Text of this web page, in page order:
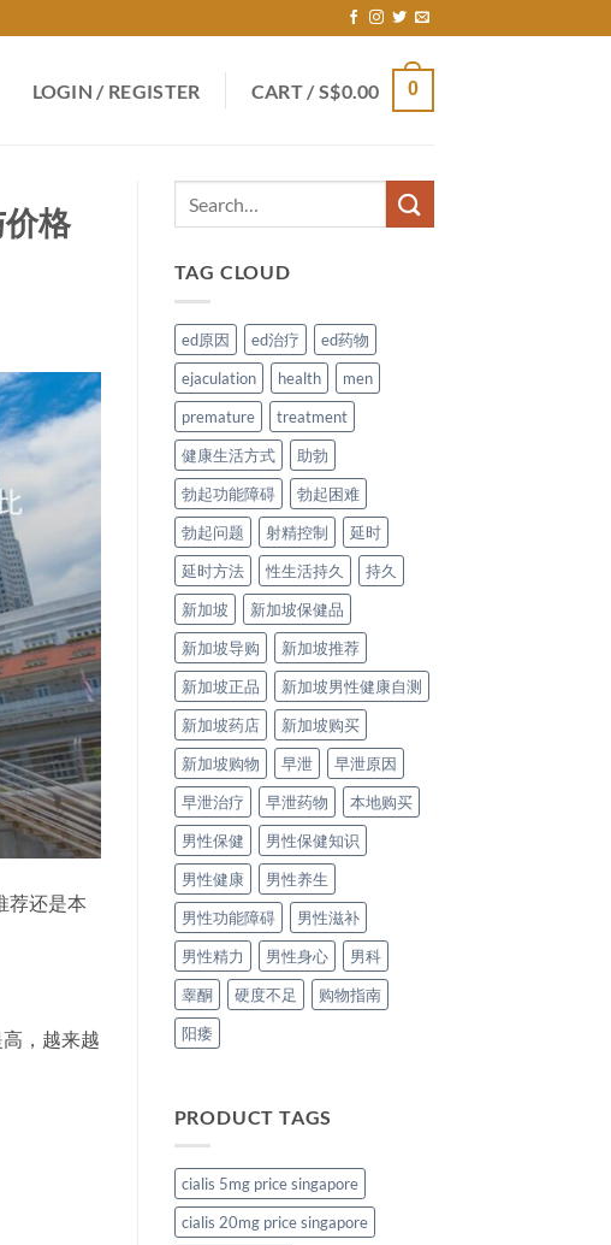
LOGIN / REGISTER CART /S$0.00 0
格
荐还是本
，越来越
TAG CLOUD
ed原因 ed治疗
ed药物
ejaculation
health
men
premature
treatment
健康生活方式
助勃
勃起功能障碍
勃起困难
勃起问题
射精控制
延时
延时方法
性生活持久
持久
新加坡
新加坡保健品
新加坡导购
新加坡推荐
新加坡正品
新加坡男性健康自测
新加坡药店
新加坡购买
新加坡购物
早泄
早泄原因
早泄治疗
早泄药物
本地购买
男性保健
男性保健知识
男性健康
男性养生
男性功能障碍
男性滋补
男性精力
男性身心
男科
睾酮
硬度不足
购物指南
阳痿
PRODUCT TAGS
cialis 5mg price singapore
cialis 20mg price singapore